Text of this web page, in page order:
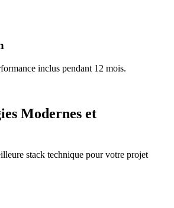
inclus pendant 12 mois.
Modernes et
stack technique pour votre projet